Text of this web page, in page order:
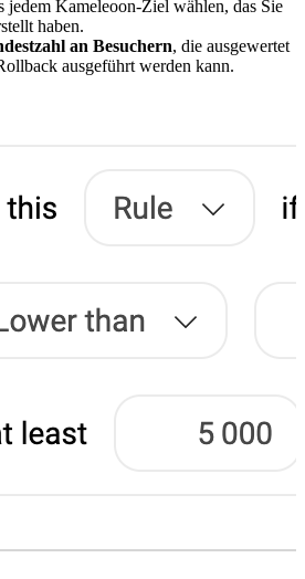
jedem Kameleoon-Ziel wählen, das Sie
haben.
an Besuchern, die ausgewertet
ausgeführt werden kann.